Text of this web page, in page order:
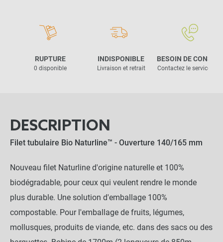
RUPTURE
0 disponible
INDISPONIBLE
Livraison et retrait
BESOIN DE CONSEIL
Contactez le service
DESCRIPTION
Filet tubulaire Bio Naturline™ - Ouverture 140/165 mm
Nouveau filet Naturline d'origine naturelle et 100%
biodégradable, pour ceux qui veulent rendre le monde
plus durable. Une solution d'emballage 100%
compostable. Pour l'emballage de fruits, légumes,
mollusques, produits de viande, etc. dans des sacs ou des